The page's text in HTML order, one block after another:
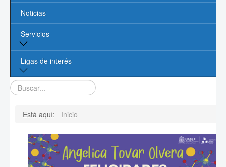
Líneas de Investigación
Contacto
Noticias
Servicios
Biblioteca
Cómputo
Ligas de interés
Página de la UASLP
Sociedad Mexicana de Física
Buscar...
Está aquí: Inicio